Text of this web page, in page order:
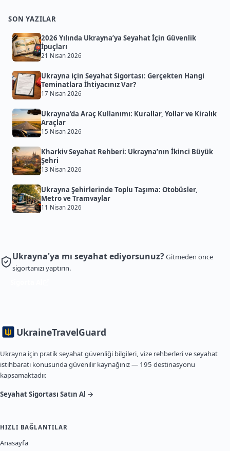
SON YAZILAR
2026 Yılında Ukrayna’ya Seyahat İçin Güvenlik
İpuçları
21 Nisan 2026
Ukrayna için Seyahat Sigortası: Gerçekten Hangi
Teminatlara İhtiyacınız Var?
17 Nisan 2026
Ukrayna’da Araç Kullanımı: Kurallar, Yollar ve Kiralık
Araçlar
15 Nisan 2026
Kharkiv Seyahat Rehberi: Ukrayna’nın İkinci Büyük
Şehri
13 Nisan 2026
Ukrayna Şehirlerinde Toplu Taşıma: Otobüsler,
Metro ve Tramvaylar
11 Nisan 2026
Ukrayna'ya mı seyahat ediyorsunuz?Gitmeden önce
sigortanızı yaptırın.
UkraineTravelGuard
Ukrayna için pratik seyahat güvenliği bilgileri, vize rehberleri ve seyahat
istihbaratı konusunda güvenilir kaynağınız — 195 destinasyonu
kapsamaktadır.
Seyahat Sigortası Satın Al →
HIZLI BAĞLANTILAR
Anasayfa